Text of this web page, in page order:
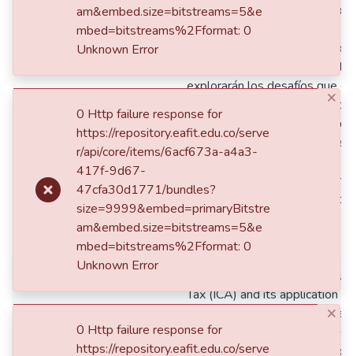
dc.description
Medellín. La investigación
de esta actividad económica
tributarias aplicables en
enfoque particular en
explorarán los desafíos que
fiscalización del ICA,
para la recaudación efectiva
relación con estas
considera las complejidades
digitalización y la exportación
contenido para adultos,
problemas específicos en la
ICA.
This study examines the
Tax (ICA) and its application
creation of adult digital
analyze how digital platforms
and webcam modeling
am&embed.size=bitstreams=5&e
mbed=bitstreams%2Fformat: 0
Unknown Error
×
0 Http failure response for
https://repository.eafit.edu.co/serve
r/api/core/items/6acf673a-a4a3-
417f-9d67-
47cfa30d1771/bundles?
size=9999&embed=primaryBitstre
am&embed.size=bitstreams=5&e
mbed=bitstreams%2Fformat: 0
Unknown Error
×
0 Http failure response for
https://repository.eafit.edu.co/serve